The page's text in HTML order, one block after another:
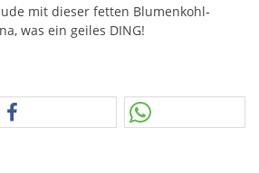
mit dieser fetten Blumenkohl-
was ein geiles DING!